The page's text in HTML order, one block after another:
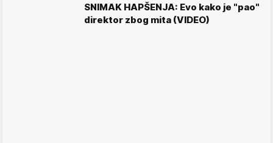
SNIMAK HAPŠENJA: Evo kako je "pao"
direktor zbog mita (VIDEO)